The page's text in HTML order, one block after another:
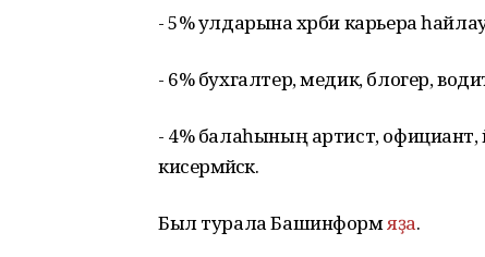
- 5% улдарына хәрби карьера
- 6% бухгалтер, медик, блогер,
- 4% балаһының артист, официант,
кисермәйәсәк.
Был турала Башинформяҙа.